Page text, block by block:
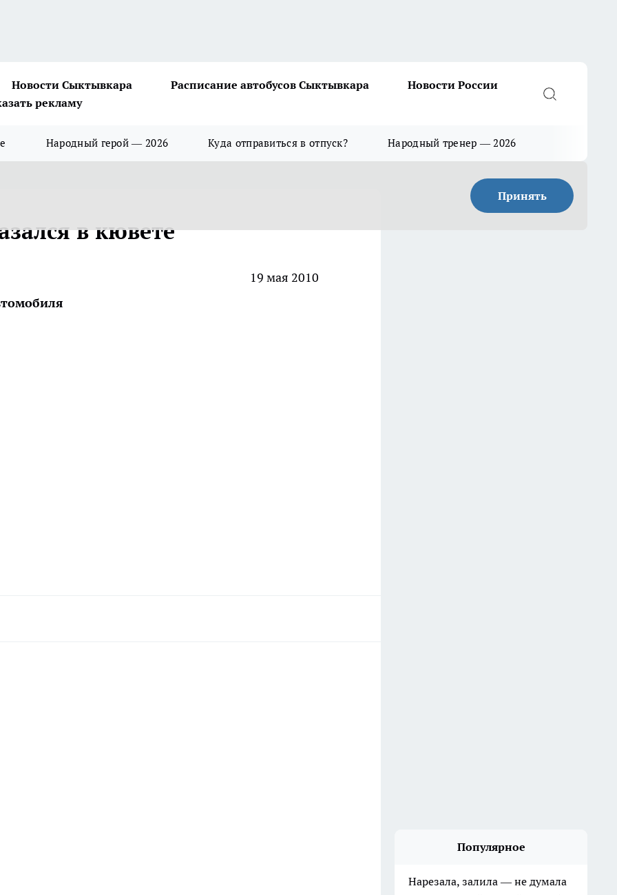
Новости Сыктывкара Расписание автобусов Сыктывкара
Новости России
рекламу
Народный герой — 2026 Куда отправиться в отпуск? Народный тренер — 2026
Принять
в кювете
19 мая 2010
Популярное
Нарезала, залила — не думала